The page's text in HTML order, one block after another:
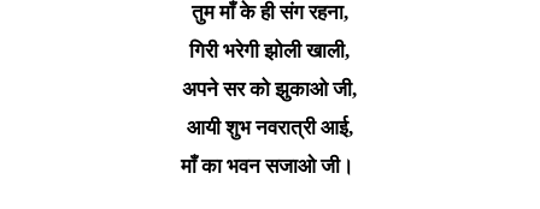
तुम माँ के ही संग रहना,
गिरी भरेगी झोली खाली,
अपने सर को झुकाओ जी,
आयी शुभ नवरात्री आई,
माँ का भवन सजाओ जी।